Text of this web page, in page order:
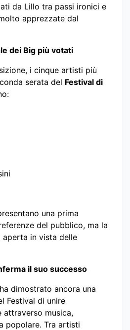
da Lillo tra passi ironici e
apprezzate dal
dei Big più votati
i cinque artisti più
serata del Festival di
una prima
del pubblico, ma la
in vista delle
il suo successo
dimostrato ancora una
Festival di unire
attraverso musica,
popolare. Tra artisti